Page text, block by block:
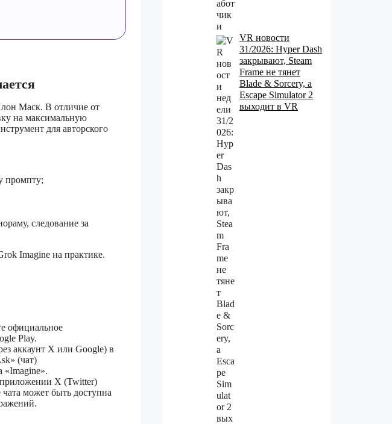
Маск. В отличие от
на максимальную
для авторского
промпту;
следование за
Imagine на практике.
официальное
Play.
аккаунт X или Google) в
(чат)
«Imagine».
X (Twitter)
может быть доступна
VR новости
31/2026: Hyper Dash
закрывают, Steam
Frame не тянет
Blade & Sorcery, а
Escape Simulator 2
выходит в VR